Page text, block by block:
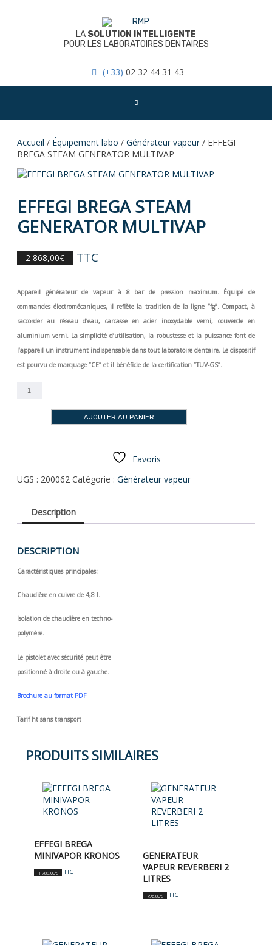
LA SOLUTION INTELLIGENTE
POUR LES LABORATOIRES DENTAIRES
(+33) 02 32 44 31 43
Accueil / Équipement labo / Générateur vapeur/ EFFEGI
BREGA STEAM GENERATOR MULTIVAP
EFFEGI BREGA STEAM
GENERATOR MULTIVAP
2 868,00€ TTC
Appareil générateur de vapeur à 8 bar de pression maximum. Équipé de
commandes électromécaniques, il reflète la tradition de la ligne ”fg”. Compact, à
raccorder au réseau d’eau, carcasse en acier inoxydable verni, couvercle en
aluminium verni. La simplicité d’utilisation, la robustesse et la puissance font de
l’appareil un instrument indispensable dans tout laboratoire dentaire. Le dispositif
est pourvu de marquage “CE” et il bénéficie de la certification “TUV-GS”.
quantité
AJOUTER AU PANIER
Favoris
UGS : 200062 Catégorie : Générateur vapeur
Description
DESCRIPTION
Caractéristiques principales:
Chaudière en cuivre de 4,8 l.
Isolation de chaudière en techno-
polymère.
Le pistolet avec sécurité peut être
positionné à droite ou à gauche.
Brochure au format PDF
Tarif ht sans transport
PRODUITS SIMILAIRES
EFFEGI BREGA
MINIVAPOR KRONOS
1 788,00€ TTC
GENERATEUR
VAPEUR REVERBERI 2
LITRES
796,80€ TTC